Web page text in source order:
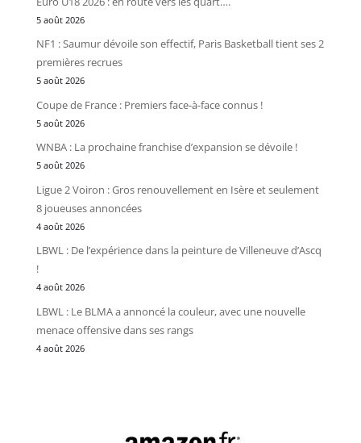
5 août 2026
NF1 : Saumur dévoile son effectif, Paris Basketball tient ses 2
premières recrues
5 août 2026
Coupe de France : Premiers face-à-face connus !
5 août 2026
WNBA : La prochaine franchise d’expansion se dévoile !
5 août 2026
Ligue 2 Voiron : Gros renouvellement en Isère et seulement
8 joueuses annoncées
4 août 2026
LBWL : De l’expérience dans la peinture de Villeneuve d’Ascq
!
4 août 2026
LBWL : Le BLMA a annoncé la couleur, avec une nouvelle
menace offensive dans ses rangs
4 août 2026